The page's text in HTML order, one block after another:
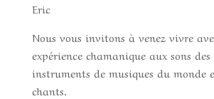
Eric
Nous vous invitons à venez vivre
expérience chamanique aux sons
instruments de musiques du monde
chants.